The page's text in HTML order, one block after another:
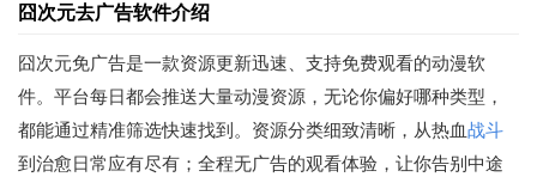
囧次元去广告软件介绍
囧次元免广告是一款资源更新迅速、支持免费观看的动漫软
件。平台每日都会推送大量动漫资源，无论你偏好哪种类型，
都能通过精准筛选快速找到。资源分类细致清晰，从热血战斗
到治愈日常应有尽有；全程无广告的观看体验，让你告别中途